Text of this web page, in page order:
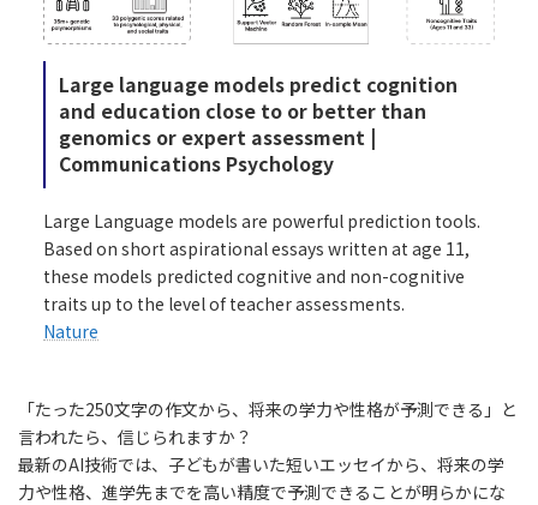
Large language models predict cognition
and education close to or better than
genomics or expert assessment |
Communications Psychology
Large Language models are powerful prediction tools.
Based on short aspirational essays written at age 11,
these models predicted cognitive and non-cognitive
traits up to the level of teacher assessments.
Nature
「たった250文字の作文から、将来の学力や性格が予測できる」と
言われたら、信じられますか？
最新のAI技術では、子どもが書いた短いエッセイから、将来の学
力や性格、進学先までを高い精度で予測できることが明らかにな